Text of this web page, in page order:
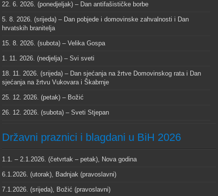
22. 6. 2026. (ponedjeljak) – Dan antifašističke borbe
5. 8. 2026. (srijeda) – Dan pobjede i domovinske zahvalnosti i Dan
hrvatskih branitelja
15. 8. 2026. (subota) – Velika Gospa
1. 11. 2026. (nedjelja) – Svi sveti
18. 11. 2026. (srijeda) – Dan sjećanja na žrtve Domovinskog rata i Dan
sjećanja na žrtvu Vukovara i Škabrnje
25. 12. 2026. (petak) – Božić
26. 12. 2026. (subota) – Sveti Stjepan
Državni praznici i blagdani u BiH 2026
1.1. – 2.1.2026. (četvrtak – petak), Nova godina
6.1.2026. (utorak), Badnjak (pravoslavni)
7.1.2026. (srijeda), Božić (pravoslavni)